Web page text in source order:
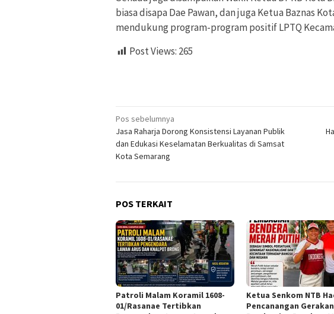
biasa disapa Dae Pawan, dan juga Ketua Baznas
mendukung program-program positif LPTQ
Post Views: 265
Navigasi
pos
Pos sebelumnya
Jasa Raharja Dorong Konsistensi Layanan Publik
dan Edukasi Keselamatan Berkualitas di Samsat
Kota Semarang
POS TERKAIT
Patroli Malam Koramil 1608-
01/Rasanae Tertibkan
Ketua Senkom NTB
Pencanangan Gerakan